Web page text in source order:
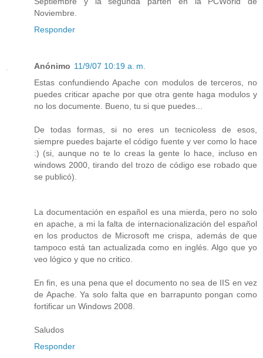
Noviembre.
Responder
Anónimo 11/9/07 10:19 a. m.
Estas confundiendo Apache con modulos de terceros, no
puedes criticar apache por que otra gente haga modulos y
no los documente. Bueno, tu si que puedes...
De todas formas, si no eres un tecnicoless de esos,
siempre puedes bajarte el código fuente y ver como lo hace
:) (si, aunque no te lo creas la gente lo hace, incluso en
windows 2000, tirando del trozo de código ese robado que
se publicó).
La documentación en español es una mierda, pero no solo
en apache, a mi la falta de internacionalización del español
en los productos de Microsoft me crispa, además de que
tampoco está tan actualizada como en inglés. Algo que yo
veo lógico y que no critico.
En fin, es una pena que el documento no sea de IIS en vez
de Apache. Ya solo falta que en barrapunto pongan como
fortificar un Windows 2008.
Saludos
Responder